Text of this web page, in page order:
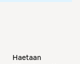
Haetaan